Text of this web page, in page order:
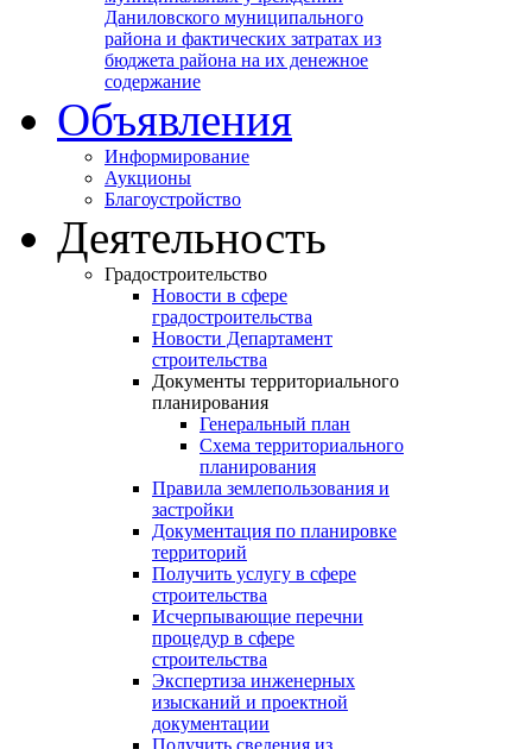
Даниловского муниципального
района и фактических затратах из
бюджета района на их денежное
содержание
Объявления
Информирование
Аукционы
Благоустройство
Деятельность
Градостроительство
Новости в сфере
градостроительства
Новости Департамент
строительства
Документы территориального
планирования
Генеральный план
Схема территориального
планирования
Правила землепользования и
застройки
Документация по планировке
территорий
Получить услугу в сфере
строительства
Исчерпывающие перечни
процедур в сфере
строительства
Экспертиза инженерных
изысканий и проектной
документации
Получить сведения из